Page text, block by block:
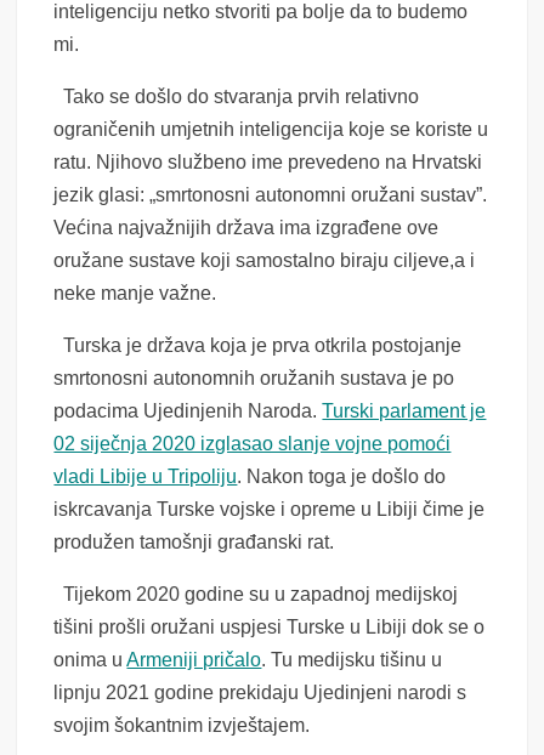
inteligenciju netko stvoriti pa bolje da to budemo
mi.
Tako se došlo do stvaranja prvih relativno
ograničenih umjetnih inteligencija koje se koriste u
ratu. Njihovo službeno ime prevedeno na Hrvatski
jezik glasi: „smrtonosni autonomni oružani sustav”.
Većina najvažnijih država ima izgrađene ove
oružane sustave koji samostalno biraju ciljeve,a i
neke manje važne.
Turska je država koja je prva otkrila postojanje
smrtonosni autonomnih oružanih sustava je po
podacima Ujedinjenih Naroda.Turski parlament je
02 siječnja 2020 izglasao slanje vojne pomoći
vladi Libije u Tripoliju. Nakon toga je došlo do
iskrcavanja Turske vojske i opreme u Libiji čime je
produžen tamošnji građanski rat.
Tijekom 2020 godine su u zapadnoj medijskoj
tišini prošli oružani uspjesi Turske u Libiji dok se o
onima uArmeniji pričalo. Tu medijsku tišinu u
lipnju 2021 godine prekidaju Ujedinjeni narodi s
svojim šokantnim izvještajem.